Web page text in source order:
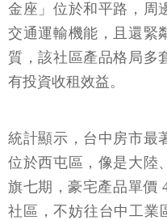
金座」位於和平路，周
交通運輸機能，且還緊
質，該社區產品格局多
有投資收租效益。
統計顯示，台中房市最
位於西屯區，像是大陸
旗七期，豪宅產品單價
社區，不妨往台中工業